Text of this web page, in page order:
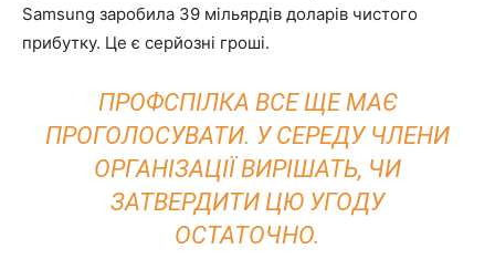
Samsung заробила 39 мільярдів доларів чистого
прибутку. Це є серйозні гроші.
ПРОФСПІЛКА ВСЕ ЩЕ МАЄ
ПРОГОЛОСУВАТИ. У СЕРЕДУ ЧЛЕНИ
ОРГАНІЗАЦІЇ ВИРІШАТЬ, ЧИ
ЗАТВЕРДИТИ ЦЮ УГОДУ
ОСТАТОЧНО.